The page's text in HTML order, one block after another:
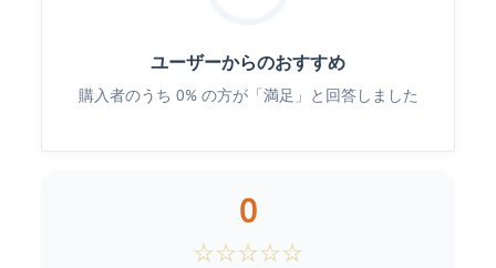
ユーザーからのおすすめ
購入者のうち 0% の方が「満足」と回答しました
0
☆☆☆☆☆